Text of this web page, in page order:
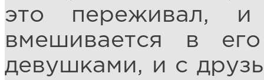
это переживал,
вмешивается в
девушками, и с